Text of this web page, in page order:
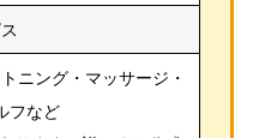
ニング・マッサージ・
フなど